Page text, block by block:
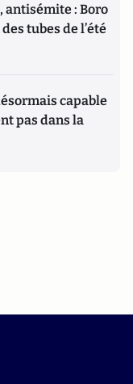
antisémite : Boro
tubes de l’été
capable
pas dans la